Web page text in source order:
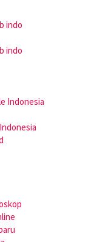
indo
indo
Indonesia